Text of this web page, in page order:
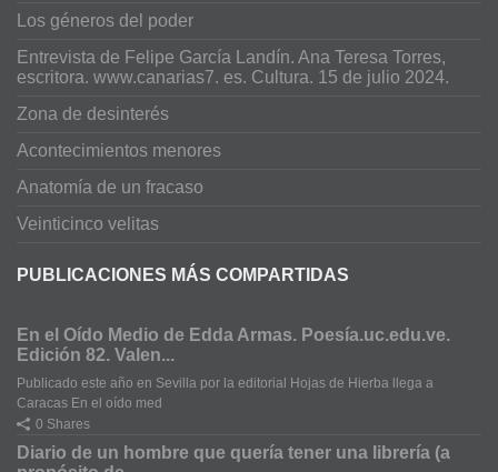
Los géneros del poder
Entrevista de Felipe García Landín. Ana Teresa Torres,
escritora. www.canarias7. es. Cultura. 15 de julio 2024.
Zona de desinterés
Acontecimientos menores
Anatomía de un fracaso
Veinticinco velitas
PUBLICACIONES MÁS COMPARTIDAS
En el Oído Medio de Edda Armas. Poesía.uc.edu.ve.
Edición 82. Valen...
Publicado este año en Sevilla por la editorial Hojas de Hierba llega a
Caracas En el oído med
0 Shares
Diario de un hombre que quería tener una librería (a